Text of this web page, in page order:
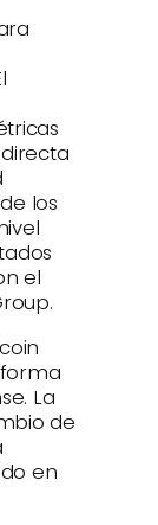
los
el
La
de
en